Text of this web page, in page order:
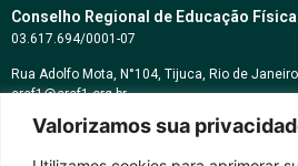
Valorizamos sua
Conselho Regional de Educação Física
03.617.694/0001-07
Rua Adolfo Mota, N°104, Tijuca, Rio de
cref1@cref1.org.br
Assessoria de comunicação: